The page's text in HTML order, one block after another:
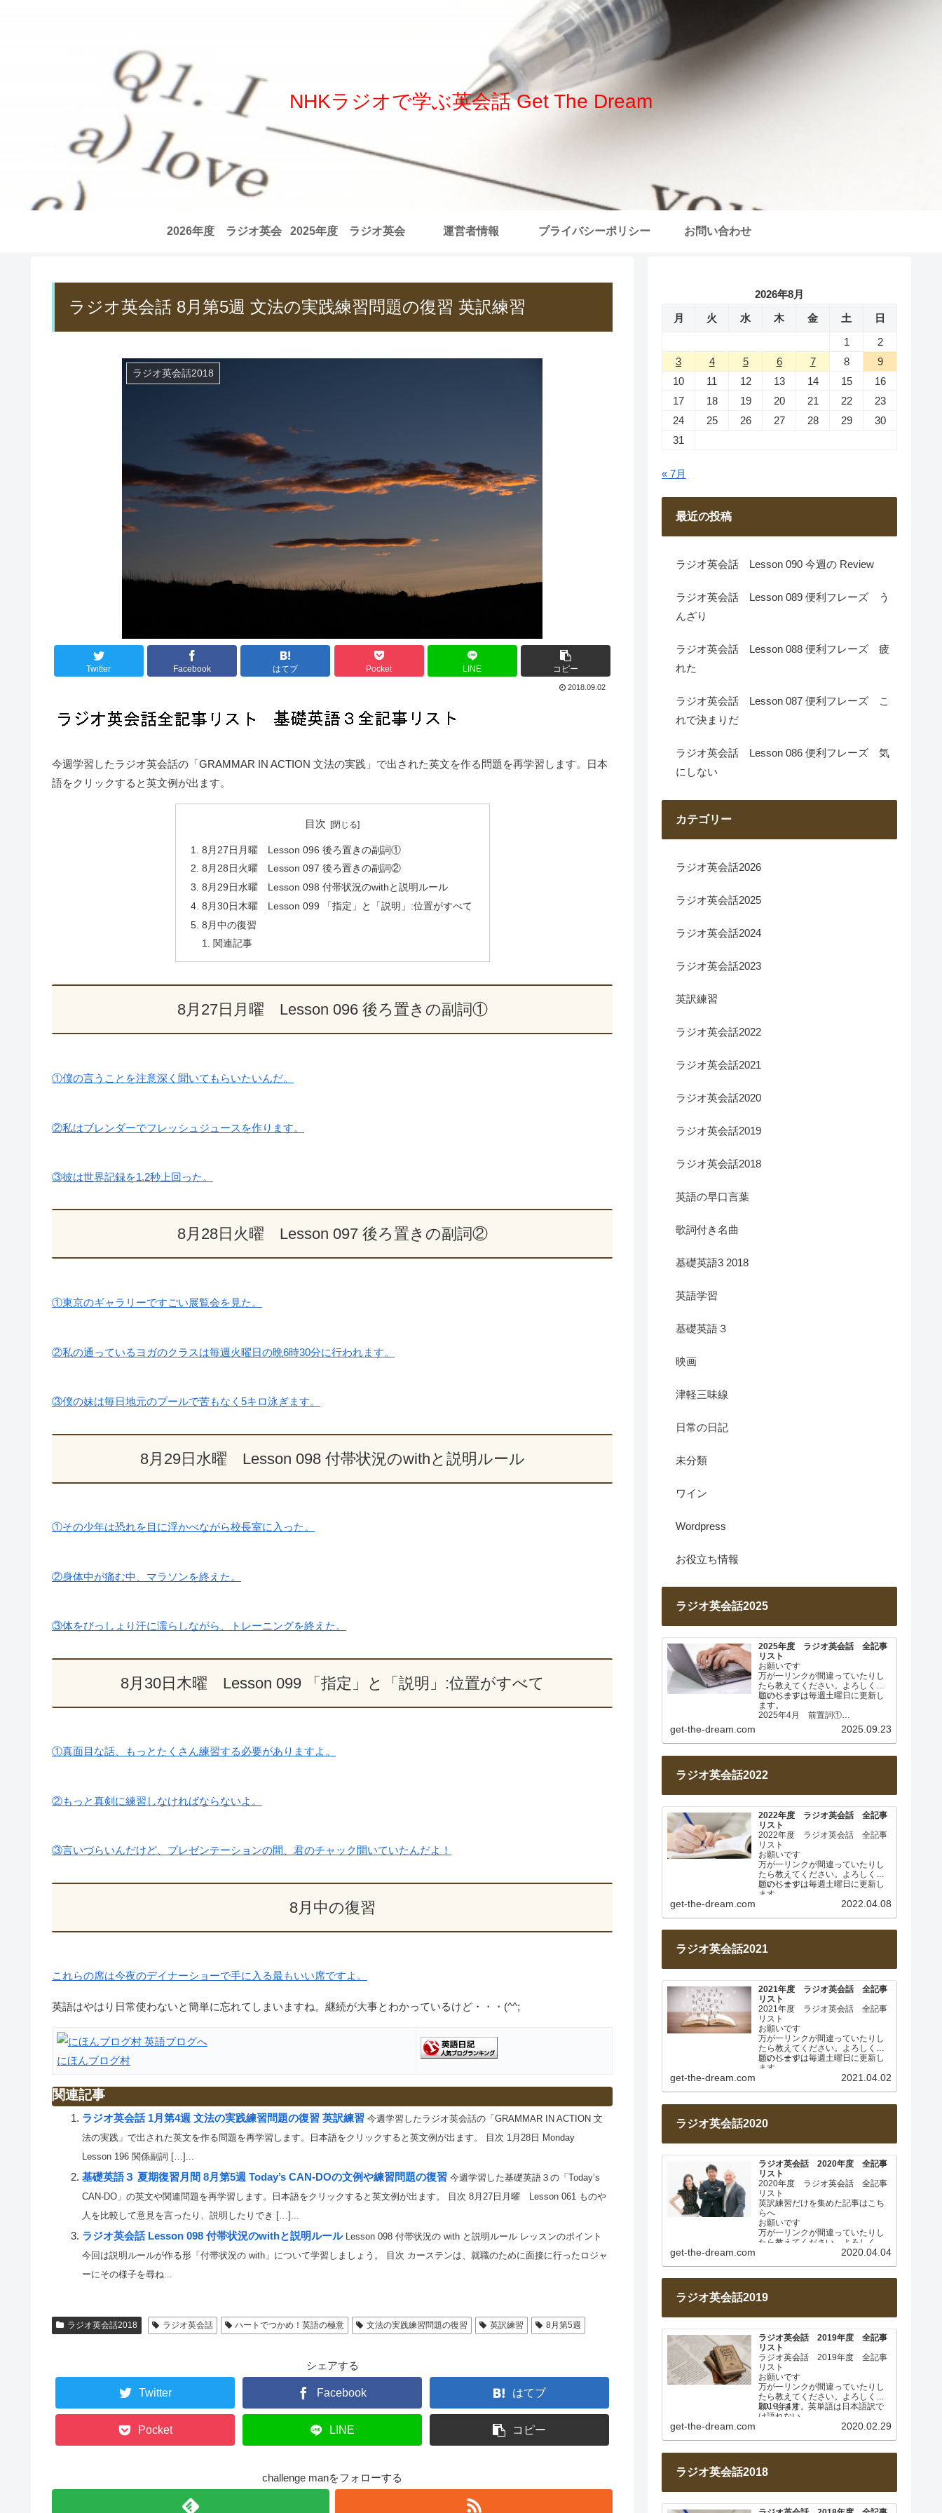
NHKラジオで学ぶ英会話 Get The Dream
2026年度 ラジオ英会 2025年度 ラジオ英会 運営者情報 プライバシーポリシー お問い合わせ
ラジオ英会話 8月第5週 文法の実践練習問題の復習 英訳練習
ラジオ英会話2018
Twitter Facebook はてブ Pocket LINE コピー
2018.09.02
今週学習したラジオ英会話の「GRAMMAR IN ACTION 文法の実践」で出された英文を作る問題を再学習します。日本
語をクリックすると英文例が出ます。
目次
8月27日月曜 Lesson 096 後ろ置きの副詞①
8月28日火曜 Lesson 097 後ろ置きの副詞②
8月29日水曜 Lesson 098 付帯状況のwithと説明ルール
8月30日木曜 Lesson 099 「指定」と「説明」:位置がすべて
8月中の復習
関連記事
8月27日月曜 Lesson 096 後ろ置きの副詞①
①僕の言うことを注意深く聞いてもらいたいんだ。
②私はブレンダーでフレッシュジュースを作ります。
③彼は世界記録を1.2秒上回った。
8月28日火曜 Lesson 097 後ろ置きの副詞②
①東京のギャラリーですごい展覧会を見た。
②私の通っているヨガのクラスは毎週火曜日の晩6時30分に行われます。
③僕の妹は毎日地元のプールで苦もなく5キロ泳ぎます。
8月29日水曜 Lesson 098 付帯状況のwithと説明ルール
①その少年は恐れを目に浮かべながら校長室に入った。
②身体中が痛む中、マラソンを終えた。
③体をびっしょり汗に濡らしながら、トレーニングを終えた。
8月30日木曜 Lesson 099 「指定」と「説明」:位置がすべて
①真面目な話、もっとたくさん練習する必要がありますよ。
②もっと真剣に練習しなければならないよ。
③言いづらいんだけど、プレゼンテーションの間、君のチャック開いていたんだよ！
8月中の復習
これらの席は今夜のデイナーショーで手に入る最もいい席ですよ。
英語はやはり日常使わないと簡単に忘れてしまいますね。継続が大事とわかっているけど・・・(^^;
にほんブログ村
関連記事
ラジオ英会話 1月第4週 文法の実践練習問題の復習 英訳練習 今週学習したラジオ英会話の「GRAMMAR IN ACTION 文
法の実践」で出された英文を作る問題を再学習します。日本語をクリックすると英文例が出ます。 目次 1月28日 Monday
Lesson 196 関係副詞 […]...
基礎英語３ 夏期復習月間 8月第5週 Today’s CAN-DOの文例や練習問題の復習 今週学習した基礎英語３の「Today’s
CAN-DO」の英文や関連問題を再学習します。日本語をクリックすると英文例が出ます。 目次 8月27日月曜 Lesson 061 ものや
人を比較して意見を言ったり、説明したりでき […]...
ラジオ英会話 Lesson 098 付帯状況のwithと説明ルール Lesson 098 付帯状況の with と説明ルール レッスンのポイント
今回は説明ルールが作る形「付帯状況の with」について学習しましょう。 目次 カーステンは、就職のために面接に行ったロジャ
ーにその様子を尋ね...
ラジオ英会話2018 ラジオ英会話 ハートでつかめ！英語の極意 文法の実践練習問題の復習 英訳練習 8月第5週
シェアする
Twitter Facebook はてブ
Pocket LINE コピー
challenge manをフォローする
2026年8月
月
火 水 木 金 土
日
1
2
3
4 5 6 7 8
9
10
11 12 13 14 15
16
17
18 19 20 21 22
23
24
25 26 27 28 29
30
31
« 7月
最近の投稿
ラジオ英会話 Lesson 090 今週の Review
ラジオ英会話 Lesson 089 便利フレーズ う
んざり
ラジオ英会話 Lesson 088 便利フレーズ 疲
れた
ラジオ英会話 Lesson 087 便利フレーズ こ
れで決まりだ
ラジオ英会話 Lesson 086 便利フレーズ 気
にしない
カテゴリー
ラジオ英会話2026
ラジオ英会話2025
ラジオ英会話2024
ラジオ英会話2023
英訳練習
ラジオ英会話2022
ラジオ英会話2021
ラジオ英会話2020
ラジオ英会話2019
ラジオ英会話2018
英語の早口言葉
歌詞付き名曲
基礎英語3 2018
英語学習
基礎英語３
映画
津軽三味線
日常の日記
未分類
ワイン
Wordpress
お役立ち情報
ラジオ英会話2025
2025年度 ラジオ英会話 全記事
リスト
お願いです
万が一リンクが間違っていたりし
たら教えてください。よろしくお
願いします。
このページは毎週土曜日に更新し
ます。
2025年4月 前置詞①
Lesson 001 前置詞about
get-the-dream.com 2025.09.23
ラジオ英会話2022
2022年度 ラジオ英会話 全記事
リスト
2022年度 ラジオ英会話 全記事
リスト
お願いです
万が一リンクが間違っていたりし
たら教えてください。よろしくお
願いします。
このページは毎週土曜日に更新し
ます。
2022年4月 基本動詞① 日…
get-the-dream.com 2022.04.08
ラジオ英会話2021
2021年度 ラジオ英会話 全記事
リスト
2021年度 ラジオ英会話 全記事
リスト
お願いです
万が一リンクが間違っていたりし
たら教えてください。よろしくお
願いします。
このページは毎週土曜日に更新し
ます。
2021年4月 なぜ日本人は英…
get-the-dream.com 2021.04.02
ラジオ英会話2020
ラジオ英会話 2020年度 全記事
リスト
2020年度 ラジオ英会話 全記事
リスト
英訳練習だけを集めた記事はこち
らへ
お願いです
万が一リンクが間違っていたりし
たら教えてください。よろしくお
このページは毎週土曜日に更新し
get-the-dream.com 2020.04.04
ラジオ英会話2019
ラジオ英会話 2019年度 全記事
リスト
ラジオ英会話 2019年度 全記事
リスト
お願いです
万が一リンクが間違っていたりし
たら教えてください。よろしくお
願いします。
2019年4月 英単語は日本語訳で
は語れない
get-the-dream.com 2020.02.29
ラジオ英会話2018